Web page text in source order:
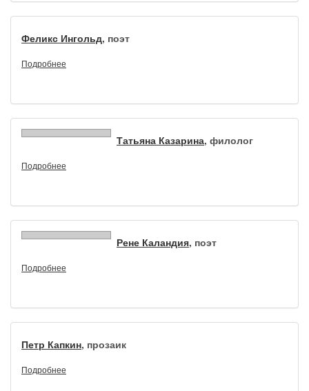
Феликс Ингольд, поэт
Подробнее
Татьяна Казарина, филолог
Подробнее
Рене Каландия, поэт
Подробнее
Петр Капкин, прозаик
Подробнее